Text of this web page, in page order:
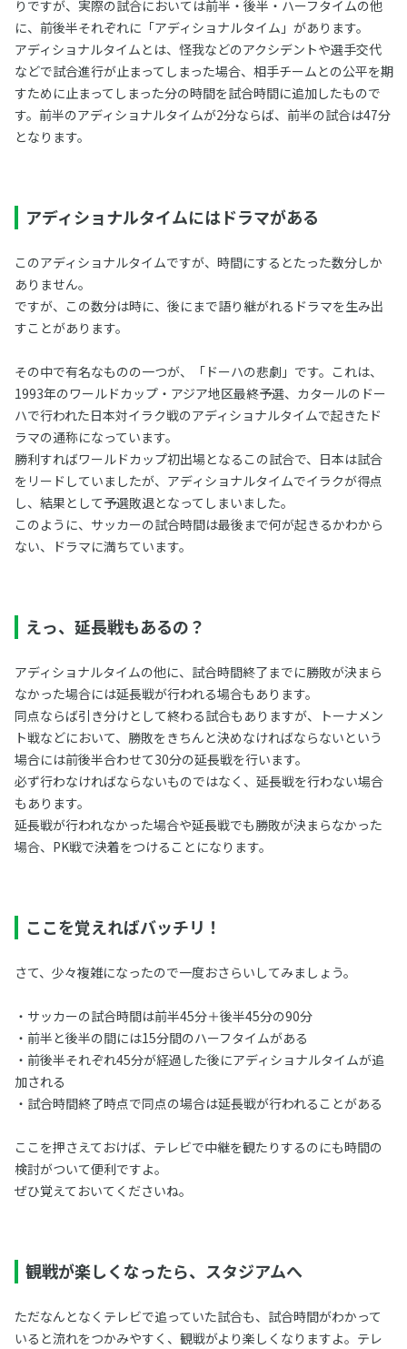
りですが、実際の試合においては前半・後半・ハーフタイムの他
に、前後半それぞれに「アディショナルタイム」があります。
アディショナルタイムとは、怪我などのアクシデントや選手交代
などで試合進行が止まってしまった場合、相手チームとの公平を期
すために止まってしまった分の時間を試合時間に追加したもので
す。前半のアディショナルタイムが2分ならば、前半の試合は47分
となります。
アディショナルタイムにはドラマがある
このアディショナルタイムですが、時間にするとたった数分しか
ありません。
ですが、この数分は時に、後にまで語り継がれるドラマを生み出
すことがあります。
その中で有名なものの一つが、「ドーハの悲劇」です。これは、
1993年のワールドカップ・アジア地区最終予選、カタールのドー
ハで行われた日本対イラク戦のアディショナルタイムで起きたド
ラマの通称になっています。
勝利すればワールドカップ初出場となるこの試合で、日本は試合
をリードしていましたが、アディショナルタイムでイラクが得点
し、結果として予選敗退となってしまいました。
このように、サッカーの試合時間は最後まで何が起きるかわから
ない、ドラマに満ちています。
えっ、延長戦もあるの？
アディショナルタイムの他に、試合時間終了までに勝敗が決まら
なかった場合には延長戦が行われる場合もあります。
同点ならば引き分けとして終わる試合もありますが、トーナメン
ト戦などにおいて、勝敗をきちんと決めなければならないという
場合には前後半合わせて30分の延長戦を行います。
必ず行わなければならないものではなく、延長戦を行わない場合
もあります。
延長戦が行われなかった場合や延長戦でも勝敗が決まらなかった
場合、PK戦で決着をつけることになります。
ここを覚えればバッチリ！
さて、少々複雑になったので一度おさらいしてみましょう。
・サッカーの試合時間は前半45分＋後半45分の90分
・前半と後半の間には15分間のハーフタイムがある
・前後半それぞれ45分が経過した後にアディショナルタイムが追
加される
・試合時間終了時点で同点の場合は延長戦が行われることがある
ここを押さえておけば、テレビで中継を観たりするのにも時間の
検討がついて便利ですよ。
ぜひ覚えておいてくださいね。
観戦が楽しくなったら、スタジアムへ
ただなんとなくテレビで追っていた試合も、試合時間がわかって
いると流れをつかみやすく、観戦がより楽しくなりますよ。テレ